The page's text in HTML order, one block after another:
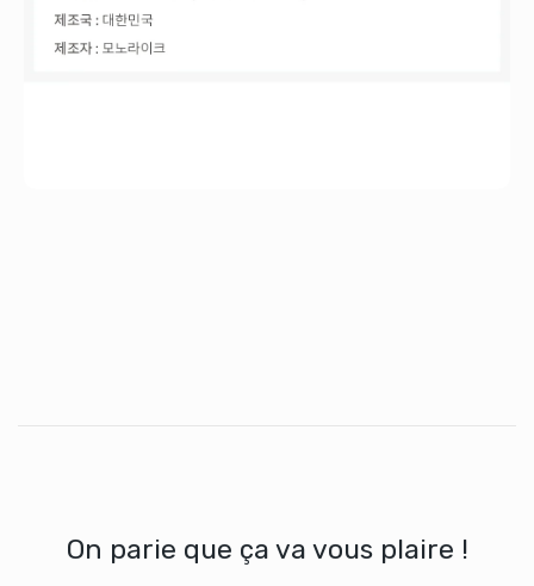
On parie que ça va vous plaire !